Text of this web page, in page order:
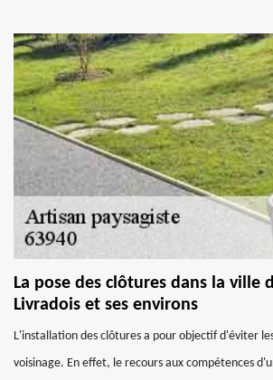
La pose des clôtures dans la ville
Livradois et ses environs
L'installation des clôtures a pour objectif d'éviter
voisinage. En effet, le recours aux compétences